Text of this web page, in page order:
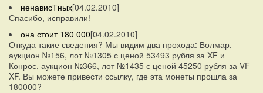
ненависТных[04.02.2010]
Спасибо, исправили!
она стоит 180 000[04.02.2010]
Откуда такие сведения? Мы видим два прохода: Волмар,
аукцион №156, лот №1305 с ценой 53493 рубля за XF и
Конрос, аукцион №366, лот №1435 с ценой 45250 рубля за VF-
XF. Вы можете привести ссылку, где эта монеты прошла за
180000?